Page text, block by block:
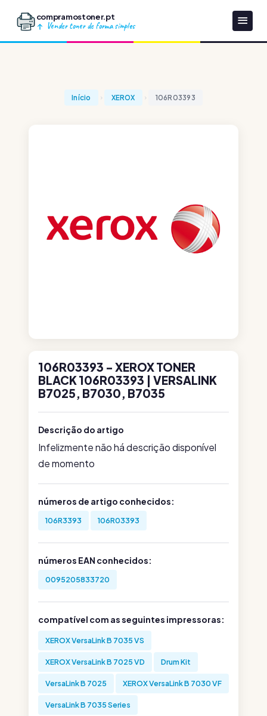
compramostoner.pt
Vender toner de forma simples
Início XEROX 106R03393
106R03393 - XEROX TONER
BLACK 106R03393 | VERSALINK
B7025, B7030, B7035
Descrição do artigo
Infelizmente não há descrição disponível
de momento
números de artigo conhecidos:
106R3393 106R03393
números EAN conhecidos:
0095205833720
compatível com as seguintes impressoras:
XEROX VersaLink B 7035 VS
XEROX VersaLink B 7025 VD Drum Kit
VersaLink B 7025 XEROX VersaLink B 7030 VF
VersaLink B 7035 Series